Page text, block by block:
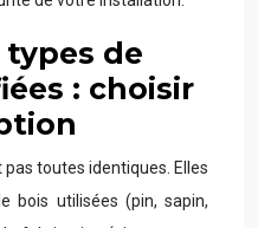
de
: choisir
toutes identiques. Elles
bois utilisées (pin, sapin,